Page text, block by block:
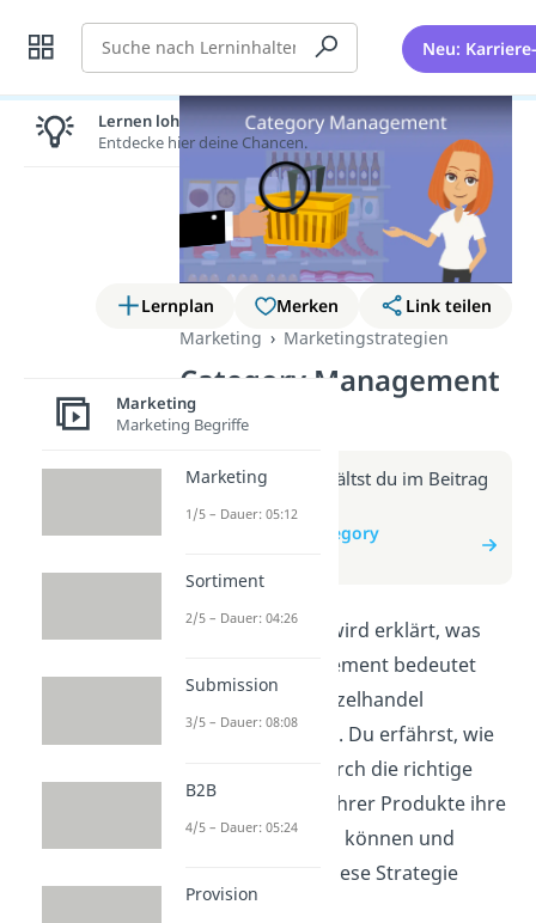
Suche Neu:
Lernplan Merken
Link teilen
Marketing
Marketingstrategien
Category Management
(Video)
Weitere Infos erhältst du im Beitrag
zum Video
zum Beitrag: Category
In diesem Video wird erklärt, was
Category Management bedeutet
und wie es im Einzelhandel
angewendet wird. Du erfährst, wie
Unternehmen durch die richtige
Kategorisierung ihrer Produkte ihre
Umsätze steigern können und
welche Vorteile diese Strategie
bietet.
Lernen lohnt sich!
Entdecke hier deine Chancen.
Marketing
Marketing Begriffe
Marketing
1/5 – Dauer: 05:12
Sortiment
2/5 – Dauer: 04:26
Submission
3/5 – Dauer: 08:08
B2B
4/5 – Dauer: 05:24
Provision